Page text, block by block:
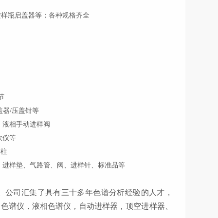
瓶启盖器等；各种规格齐全
器/压盖钳等
相手动进样阀
仪等
样垫、气路管、阀、进样针、标准品等
公司 汇集了具有三十多年色谱分析经验的人才 ，
谱仪，液相色谱仪，自动进样器，顶空进样器、